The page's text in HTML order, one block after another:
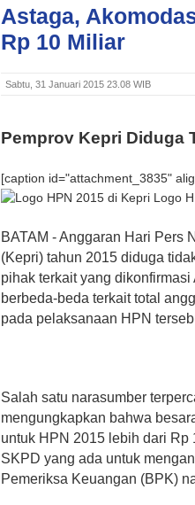
Astaga,
Rp 10 Miliar
Sabtu, 31 Januari 2015 23.08 WIB
Pemprov Kepri Diduga
[caption id="attachment_3835"
Logo
BATAM - Anggaran Hari Pers
(Kepri) tahun 2015 diduga
pihak terkait yang
berbeda-beda terkait total
pada pelaksanaan HPN
Salah satu narasumber
mengungkapkan bahwa
untuk HPN 2015 lebih dari
SKPD yang ada untuk
Pemeriksa Keuangan (BPK)